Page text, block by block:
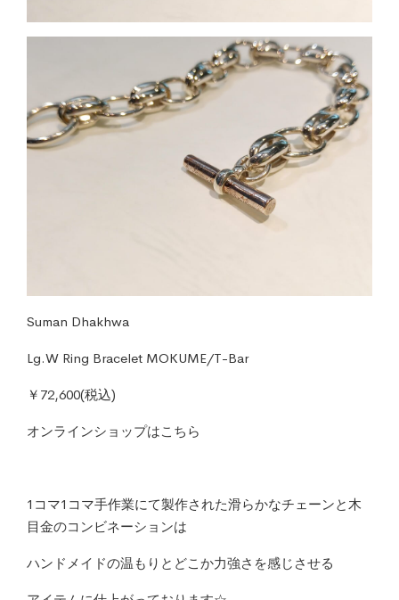
Suman Dhakhwa
Lg.W Ring Bracelet MOKUME/T-Bar
￥72,600(税込)
オンラインショップはこちら
1コマ1コマ手作業にて製作された滑らかなチェーンと木
目金のコンビネーションは
ハンドメイドの温もりとどこか力強さを感じさせる